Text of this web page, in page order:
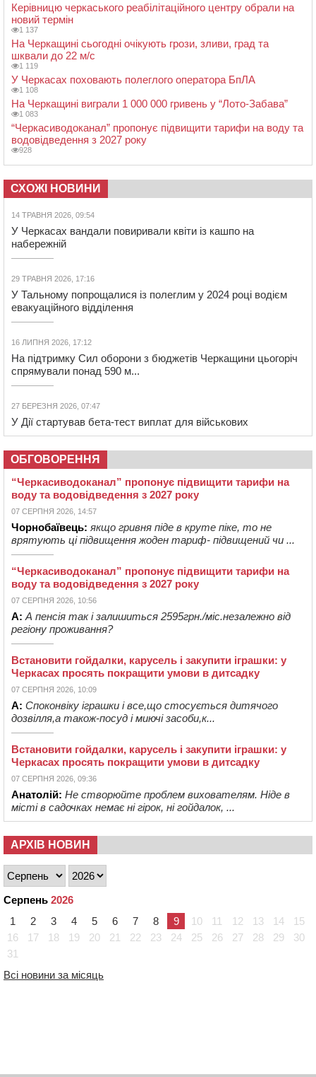
Керівницю черкаського реабілітаційного центру обрали на
новий термін
1 137
На Черкащині сьогодні очікують грози, зливи, град та
шквали до 22 м/с
1 119
У Черкасах поховають полеглого оператора БпЛА
1 108
На Черкащині виграли 1 000 000 гривень у “Лото-Забава”
1 083
“Черкасиводоканал” пропонує підвищити тарифи на воду та
водовідведення з 2027 року
928
СХОЖІ НОВИНИ
14 ТРАВНЯ 2026, 09:54
У Черкасах вандали повиривали квіти із кашпо на
набережній
29 ТРАВНЯ 2026, 17:16
У Тальному попрощалися із полеглим у 2024 році водієм
евакуаційного відділення
16 ЛИПНЯ 2026, 17:12
На підтримку Сил оборони з бюджетів Черкащини цьогоріч
спрямували понад 590 м...
27 БЕРЕЗНЯ 2026, 07:47
У Дії стартував бета-тест виплат для військових
ОБГОВОРЕННЯ
“Черкасиводоканал” пропонує підвищити тарифи на
воду та водовідведення з 2027 року
07 СЕРПНЯ 2026, 14:57
Чорнобаївець: якщо гривня піде в круте піке, то не
врятують ці підвищення жоден тариф- підвищений чи ...
“Черкасиводоканал” пропонує підвищити тарифи на
воду та водовідведення з 2027 року
07 СЕРПНЯ 2026, 10:56
А: А пенсія так і залишиться 2595грн./міс.незалежно від
регіону проживання?
Встановити гойдалки, карусель і закупити іграшки: у
Черкасах просять покращити умови в дитсадку
07 СЕРПНЯ 2026, 10:09
А: Споконвіку іграшки і все,що стосується дитячого
дозвілля,а також-посуд і миючі засоби,к...
Встановити гойдалки, карусель і закупити іграшки: у
Черкасах просять покращити умови в дитсадку
07 СЕРПНЯ 2026, 09:36
Анатолій: Не створюйте проблем вихователям. Ніде в
місті в садочках немає ні гірок, ні гойдалок, ...
АРХІВ НОВИН
Серпень 2026
1
2 3 4 5 6 7 8 9 10 11 12 13 14
15
16
17 18 19 20 21 22 23 24 25 26 27 28 29
30
31
Всі новини за місяць